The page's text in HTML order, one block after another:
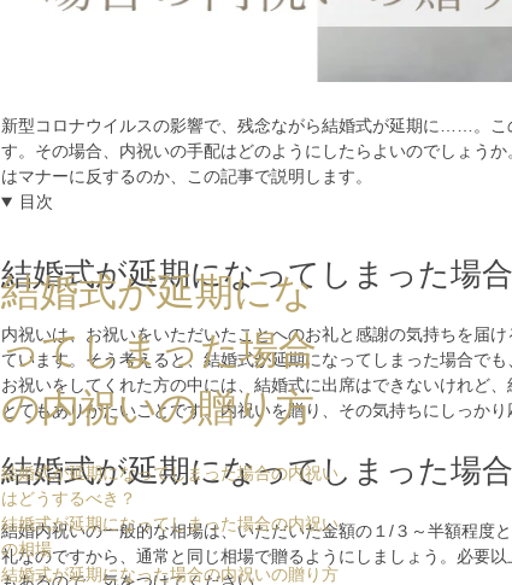
新型コロナウイルスの影響で、残念ながら結婚式が延期に……。
す。その場合、内祝いの手配はどのようにしたらよいのでしょう
はマナーに反するのか、この記事で説明します。
目次
結婚式が延期にな
ってしまった場合
の内祝いの贈り方
結婚式が延期になってしまった場合の内祝い
はどうするべき？
結婚式が延期になってしまった場合の内祝い
の相場
結婚式が延期になった場合の内祝いの贈り方
結婚式が延期になってしまった場
内祝いは、お祝いをいただいたことへのお礼と感謝の気持ちを届
ています。そう考えると、結婚式が延期になってしまった場合で
お祝いをしてくれた方の中には、結婚式に出席はできないけれど
とてもありがたいことです。内祝いを贈り、その気持ちにしっかり
結婚式が延期になってしまった場
結婚内祝いの一般的な相場は、いただいた金額の１/３～半額程度
礼なのですから、通常と同じ相場で贈るようにしましょう。必要